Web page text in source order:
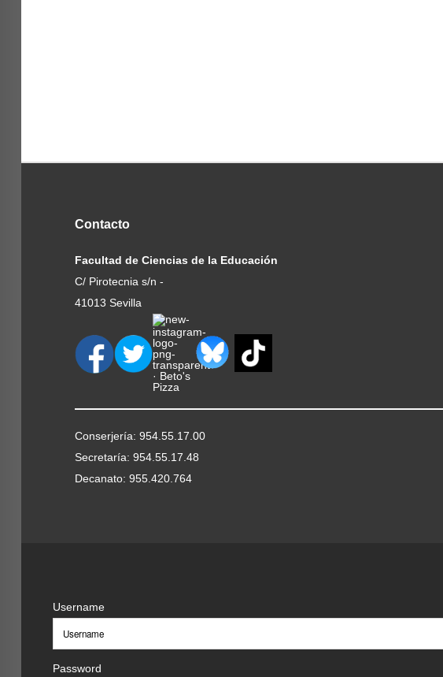
Contacto
Facultad de Ciencias de la Educación
C/ Pirotecnia s/n -
41013 Sevilla
Conserjería: 954.55.17.00
Secretaría: 954.55.17.48
Decanato: 955.420.764
Username
Password